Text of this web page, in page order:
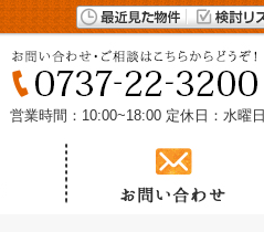
営業時間：10:00~18:00 定休日：水曜日